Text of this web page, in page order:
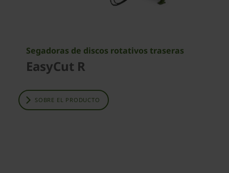
Segadoras de discos rotativos traseras
EasyCut R
SOBRE EL PRODUCTO